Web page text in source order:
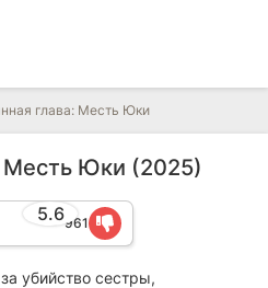
глава: Месть Юки
Месть Юки (2025)
5.6961
убийство сестры,